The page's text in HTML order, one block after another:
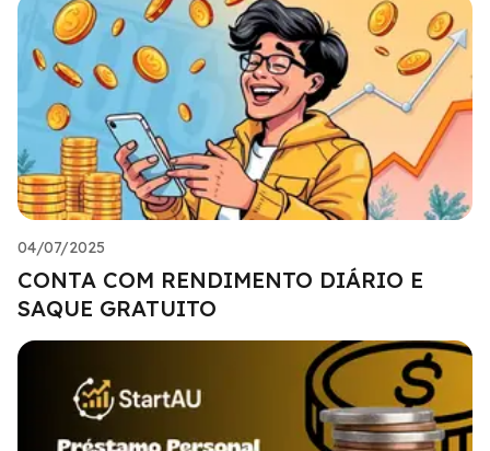
04/07/2025
CONTA COM RENDIMENTO DIÁRIO E
SAQUE GRATUITO